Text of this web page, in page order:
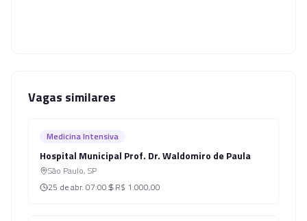
Vagas similares
Medicina Intensiva
Hospital Municipal Prof. Dr. Waldomiro de Paula
São Paulo, SP
25 de abr. 07:00 R$ 1.000,00